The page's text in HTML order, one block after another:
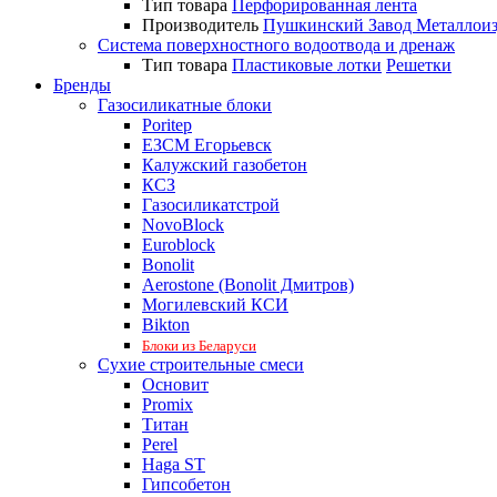
Тип товара Перфорированная лента
Производитель Пушкинский Завод
Система поверхностного водоотвода и дренаж
Тип товара Пластиковые лотки Решетки
Бренды
Газосиликатные блоки
Poritep
ЕЗСМ Егорьевск
Калужский газобетон
КСЗ
Газосиликатстрой
NovoBlock
Euroblock
Bonolit
Aerostone (Bonolit Дмитров)
Могилевский КСИ
Bikton
Блоки из Беларуси
Сухие строительные смеси
Основит
Promix
Титан
Perel
Haga ST
Гипсобетон